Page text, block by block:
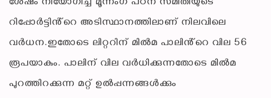
ശേഷം നിയോഗിച്ച മൂന്നംഗ പഠന സമിതിയുടെ
റിപ്പോർട്ടിൻ്റെ അടിസ്ഥാനത്തിലാണ് നിലവിലെ
വർധന.ഇതോടെ ലിറ്ററിന് മിൽമ പാലിൻ്റെ വില 56
രൂപയാകും. പാലിന് വില വർധിക്കുന്നതോടെ മിൽമ
പുറത്തിറക്കുന്ന മറ്റ് ഉൽപ്പന്നങ്ങൾക്കും